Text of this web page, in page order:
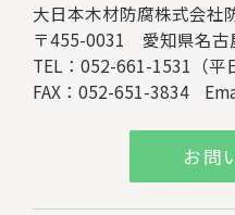
大日本木材防腐株式会社
〒455-0031 愛知県名古
TEL：052-661-1531（平
FAX：052-651-3834
お問